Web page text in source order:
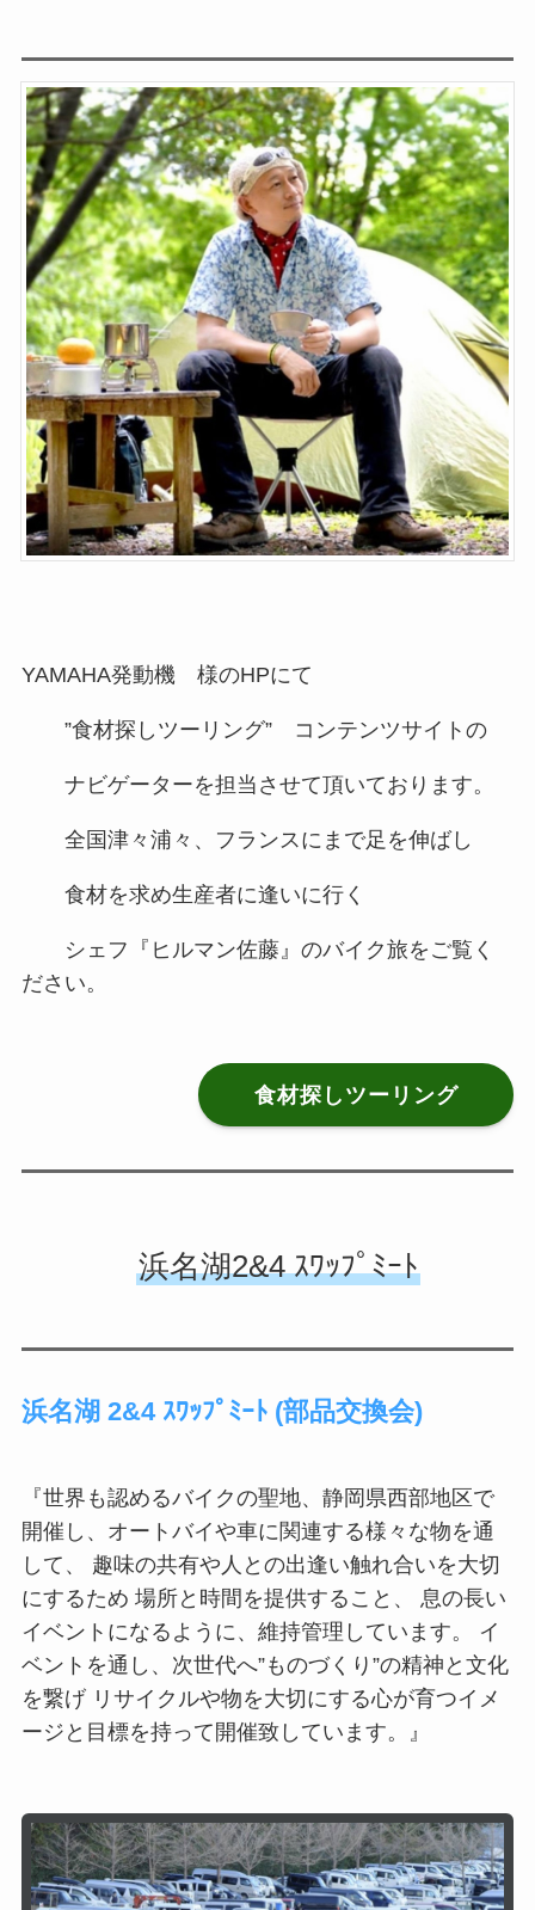
YAMAHA発動機 様のHPにて
”食材探しツーリング” コンテンツサイトの
ナビゲーターを担当させて頂いております。
全国津々浦々、フランスにまで足を伸ばし
食材を求め生産者に逢いに行く
シェフ『ヒルマン佐藤』のバイク旅をご覧く
ださい。
食材探しツーリング
浜名湖2&4 ｽﾜｯﾌﾟﾐｰﾄ
浜名湖 2&4 ｽﾜｯﾌﾟﾐｰﾄ (部品交換会)
『世界も認めるバイクの聖地、静岡県西部地区で
開催し、オートバイや車に関連する様々な物を通
して、 趣味の共有や人との出逢い触れ合いを大切
にするため 場所と時間を提供すること、 息の長い
イベントになるように、維持管理しています。 イ
ベントを通し、次世代へ”ものづくり”の精神と文化
を繋げ リサイクルや物を大切にする心が育つイメ
ージと目標を持って開催致しています。』